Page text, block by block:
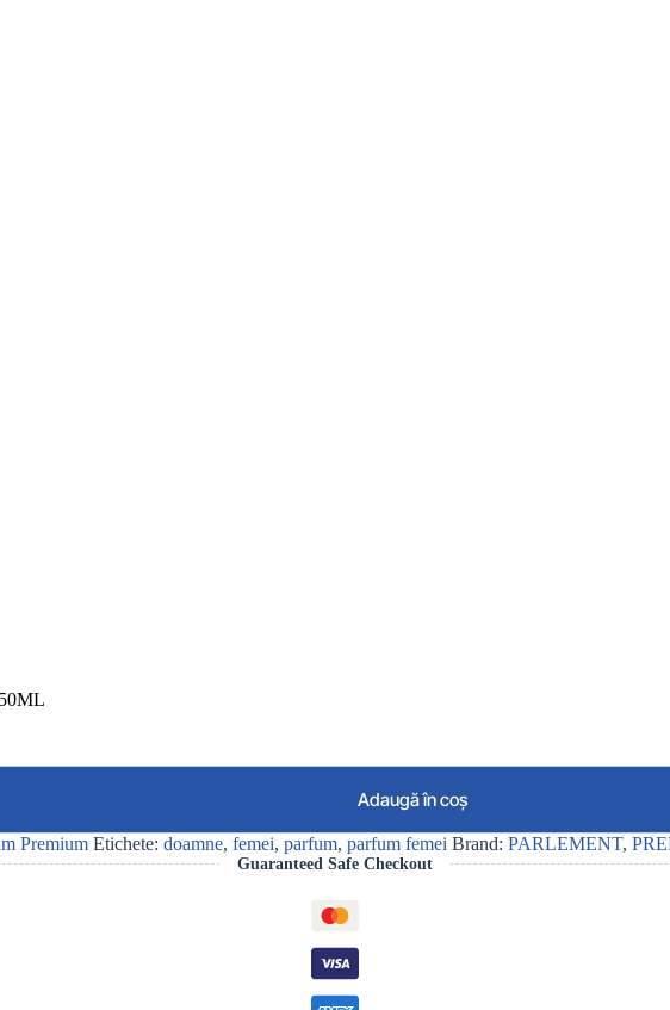
Adaugă în coș
Premium Etichete: doamne, femei, parfum, parfum femei Brand: PARLEMENT,
Guaranteed Safe Checkout